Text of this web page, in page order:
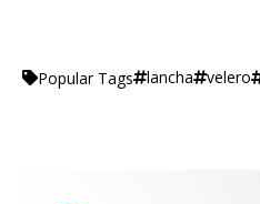
Popular Tags lancha velero